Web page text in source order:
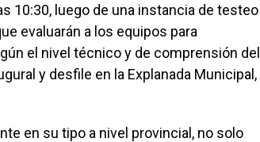
10:30, luego de una instancia de testeo
evaluarán a los equipos para
el nivel técnico y de comprensión del
y desfile en la Explanada Municipal,
en su tipo a nivel provincial, no solo